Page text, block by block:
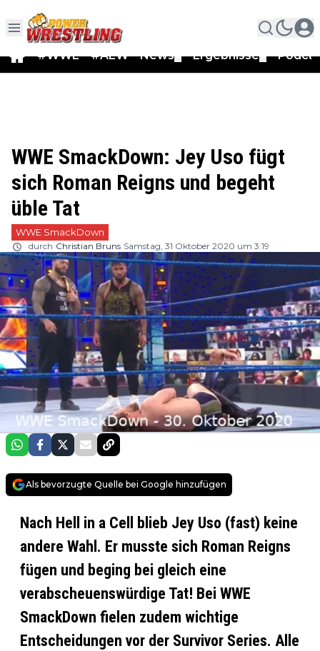
#WWE #AEW News Ergebnisse
WWE SmackDown: Jey Uso fügt
sich Roman Reigns und begeht
üble Tat
WWE SmackDown
durch Christian Bruns Samstag, 31 Oktober 2020 um 3:19
Als bevorzugte Quelle bei Google hinzufügen
Nach Hell in a Cell blieb Jey Uso (fast) keine
andere Wahl. Er musste sich Roman Reigns
fügen und beging bei gleich eine
verabscheuenswürdige Tat! Bei WWE
SmackDown fielen zudem wichtige
Entscheidungen vor der Survivor Series. Alle